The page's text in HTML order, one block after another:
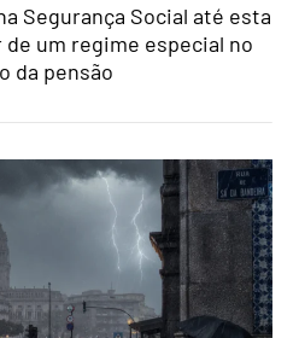
Segurança Social até esta
um regime especial no
da pensão